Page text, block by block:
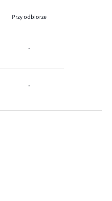
Przy odbiorze
-
-